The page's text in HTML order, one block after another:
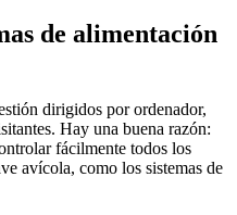
de alimentación
dirigidos por ordenador,
Hay una buena razón:
fácilmente todos los
avícola, como los sistemas de